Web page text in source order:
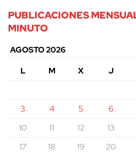
PUBLICACIONES
MINUTO
AGOSTO 2026
L
M X J
3
4 5 6
10
11 12 13
17
18 19 20